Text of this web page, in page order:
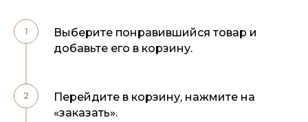
Выберите понравившийся товар и
добавьте его в корзину.
Перейдите в корзину, нажмите на
«заказать».